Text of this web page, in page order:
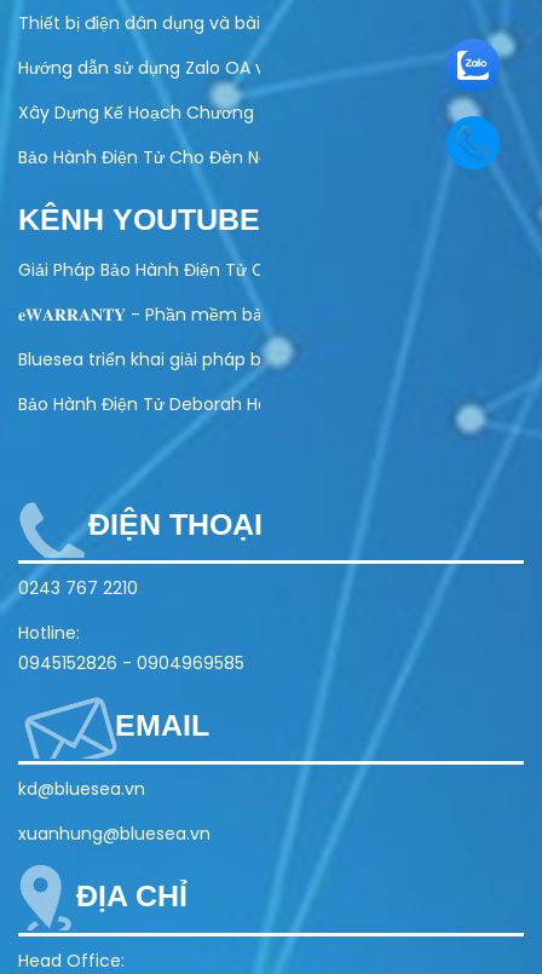
Thiết bị điện dân dụng và bài toán quản lý bảo hành
Hướng dẫn sử dụng Zalo OA vào hoạt động kinh doanh của
Xây Dựng Kế Hoạch Chương Trình Khuyến Mại Trực Tuyến
Bảo Hành Điện Tử Cho Đèn Năng Lượng Mặt Trời – Giải Pháp
KÊNH YOUTUBE
Giải Pháp Bảo Hành Điện Tử Cho Ngành Điện Máy
𝐞𝐖𝐀𝐑𝐑𝐀𝐍𝐓𝐘 - Phần mềm bảo hành điện tử toàn diện
Bluesea triển khai giải pháp bảo hành điện tử cho Olivo
Bảo Hành Điện Tử Deborah Home
ĐIỆN THOẠI
0243 767 2210
Hotline:
0945152826 - 0904969585
EMAIL
kd@bluesea.vn
xuanhung@bluesea.vn
ĐỊA CHỈ
Head Office: